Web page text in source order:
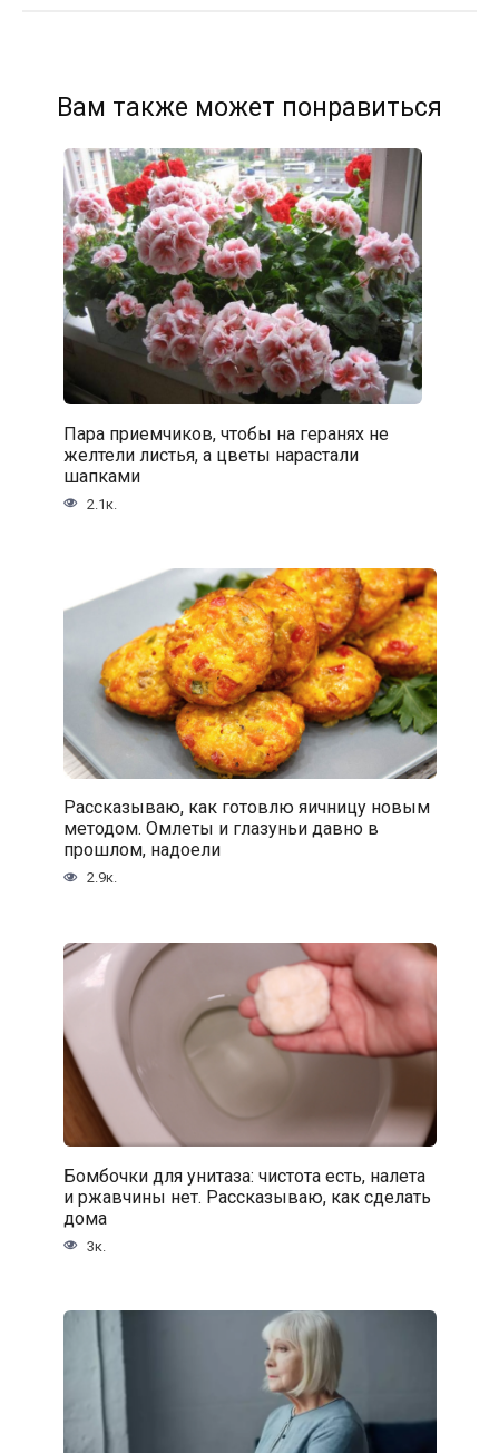
Вам также может понравиться
Пара приемчиков, чтобы на геранях не
желтели листья, а цветы нарастали
шапками
2.1к.
Рассказываю, как готовлю яичницу новым
методом. Омлеты и глазуньи давно в
прошлом, надоели
2.9к.
Бомбочки для унитаза: чистота есть, налета
и ржавчины нет. Рассказываю, как сделать
дома
3к.